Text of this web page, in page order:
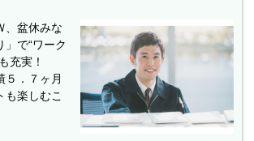
盆休みな
」で“ワーク
充実！
５．７ヶ月
も楽しむこ